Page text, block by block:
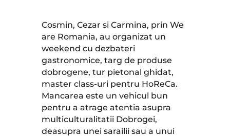
Cosmin, Cezar si Carmina, prin We
are Romania, au organizat un
weekend cu dezbateri
gastronomice, targ de produse
dobrogene, tur pietonal ghidat,
master class-uri pentru HoReCa.
Mancarea este un vehicul bun
pentru a atrage atentia asupra
multiculturalitatii Dobrogei,
deasupra unei sarailii sau a unui